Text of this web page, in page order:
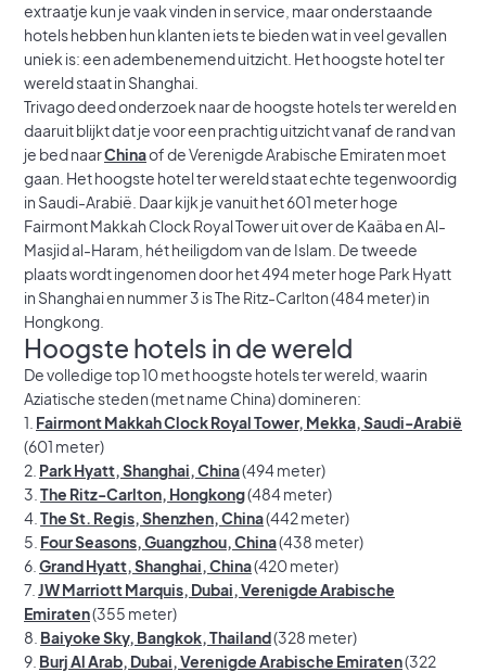
extraatje kun je vaak vinden in service, maar onderstaande
hotels hebben hun klanten iets te bieden wat in veel gevallen
uniek is: een adembenemend uitzicht. Het hoogste hotel ter
wereld staat in Shanghai.
Trivago deed onderzoek naar de hoogste hotels ter wereld en
daaruit blijkt dat je voor een prachtig uitzicht vanaf de rand van
je bed naarChinaof de Verenigde Arabische Emiraten moet
gaan. Het hoogste hotel ter wereld staat echte tegenwoordig
in Saudi-Arabië. Daar kijk je vanuit het 601 meter hoge
Fairmont Makkah Clock Royal Tower uit over de Kaäba en Al-
Masjid al-Haram, hét heiligdom van de Islam. De tweede
plaats wordt ingenomen door het 494 meter hoge Park Hyatt
in Shanghai en nummer 3 is The Ritz-Carlton (484 meter) in
Hongkong.
Hoogste hotels in de wereld
De volledige top 10 met hoogste hotels ter wereld, waarin
Aziatische steden (met name China) domineren:
1. Fairmont Makkah Clock Royal Tower, Mekka, Saudi-Arabië
(601 meter)
2. Park Hyatt, Shanghai, China(494 meter)
3. The Ritz-Carlton, Hongkong(484 meter)
4. The St. Regis, Shenzhen, China(442 meter)
5. Four Seasons, Guangzhou, China(438 meter)
6. Grand Hyatt, Shanghai, China(420 meter)
7. JW Marriott Marquis, Dubai, Verenigde Arabische
Emiraten(355 meter)
8. Baiyoke Sky, Bangkok, Thailand(328 meter)
9. Burj Al Arab, Dubai, Verenigde Arabische Emiraten(322